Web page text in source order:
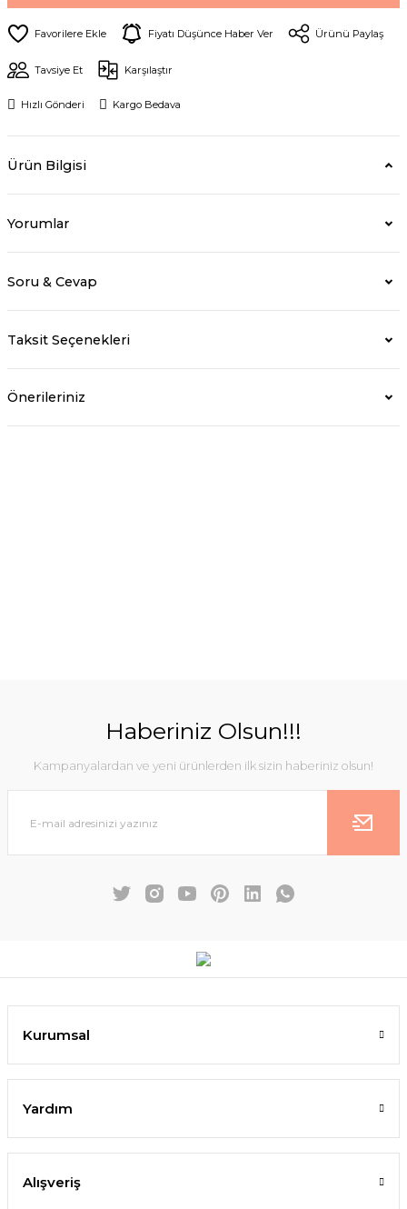
Fiyatı Düşünce Haber Ver Ürünü Paylaş
Tavsiye Et Karşılaştır
Hızlı Gönderi Kargo Bedava
Ürün Bilgisi
Yorumlar
Soru & Cevap
Taksit Seçenekleri
Önerileriniz
Haberiniz Olsun!!!
Kampanyalardan ve yeni ürünlerden ilk sizin haberiniz olsun!
Kurumsal
Yardım
Alışveriş